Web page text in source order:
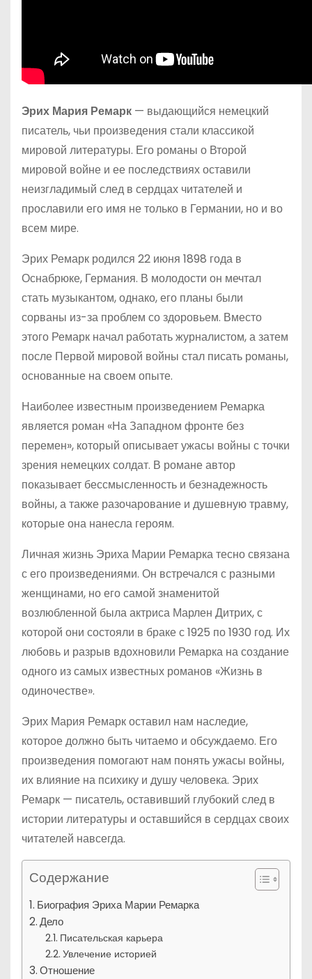
Эрих Мария Ремарк — выдающийся немецкий
писатель, чьи произведения стали классикой
мировой литературы. Его романы о Второй
мировой войне и ее последствиях оставили
неизгладимый след в сердцах читателей и
прославили его имя не только в Германии, но и во
всем мире.
Эрих Ремарк родился 22 июня 1898 года в
Оснабрюке, Германия. В молодости он мечтал
стать музыкантом, однако, его планы были
сорваны из-за проблем со здоровьем. Вместо
этого Ремарк начал работать журналистом, а затем
после Первой мировой войны стал писать романы,
основанные на своем опыте.
Наиболее известным произведением Ремарка
является роман «На Западном фронте без
перемен», который описывает ужасы войны с точки
зрения немецких солдат. В романе автор
показывает бессмысленность и безнадежность
войны, а также разочарование и душевную травму,
которые она нанесла героям.
Личная жизнь Эриха Марии Ремарка тесно связана
с его произведениями. Он встречался с разными
женщинами, но его самой знаменитой
возлюбленной была актриса Марлен Дитрих, с
которой они состояли в браке с 1925 по 1930 год. Их
любовь и разрыв вдохновили Ремарка на создание
одного из самых известных романов «Жизнь в
одиночестве».
Эрих Мария Ремарк оставил нам наследие,
которое должно быть читаемо и обсуждаемо. Его
произведения помогают нам понять ужасы войны,
их влияние на психику и душу человека. Эрих
Ремарк — писатель, оставивший глубокий след в
истории литературы и оставшийся в сердцах своих
читателей навсегда.
Содержание
Биография Эриха Марии Ремарка
Дело
Писательская карьера
Увлечение историей
Отношение